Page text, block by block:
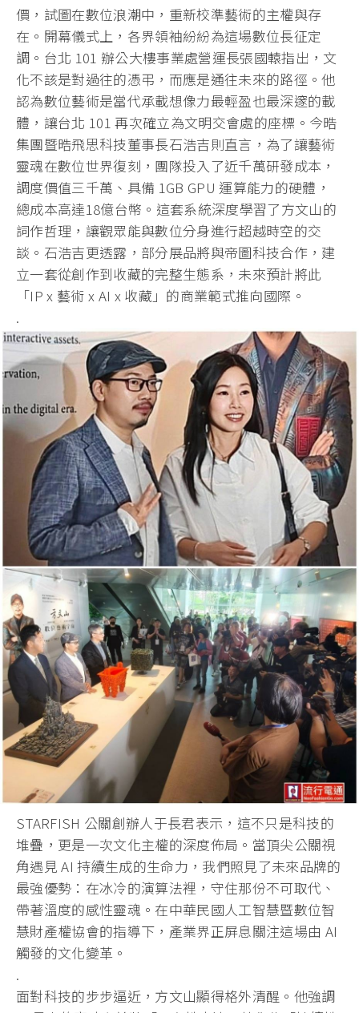
價，試圖在數位浪潮中，重新校準藝術的主權與存
在。開幕儀式上，各界領袖紛紛為這場數位長征定
調。台北 101 辦公大樓事業處營運長張國轅指出，文
化不該是對過往的憑弔，而應是通往未來的路徑。他
認為數位藝術是當代承載想像力最輕盈也最深邃的載
體，讓台北 101 再次確立為文明交會處的座標。今晧
集團暨晧飛思科技董事長石浩吉則直言，為了讓藝術
靈魂在數位世界復刻，團隊投入了近千萬研發成本，
調度價值三千萬、具備 1GB GPU 運算能力的硬體，
總成本高達18億台幣。這套系統深度學習了方文山的
詞作哲理，讓觀眾能與數位分身進行超越時空的交
談。石浩吉更透露，部分展品將與帝圖科技合作，建
立一套從創作到收藏的完整生態系，未來預計將此
「IP x 藝術 x AI x 收藏」的商業範式推向國際。
.
STARFISH 公關創辦人于長君表示，這不只是科技的
堆疊，更是一次文化主權的深度佈局。當頂尖公關視
角遇見 AI 持續生成的生命力，我們照見了未來品牌的
最強優勢：在冰冷的演算法裡，守住那份不可取代、
帶著溫度的感性靈魂。在中華民國人工智慧暨數位智
慧財產權協會的指導下，產業界正屏息關注這場由 AI
觸發的文化變革。
.
面對科技的步步逼近，方文山顯得格外清醒。他強調